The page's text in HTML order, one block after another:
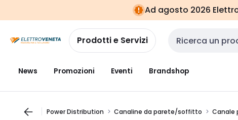
navigazionealla
pagina
Ad agosto 2026
Prodotti e Servizi Cerca input
News Promozioni Eventi Brandshop
Power Distribution Canaline da parete/soffitto Canale